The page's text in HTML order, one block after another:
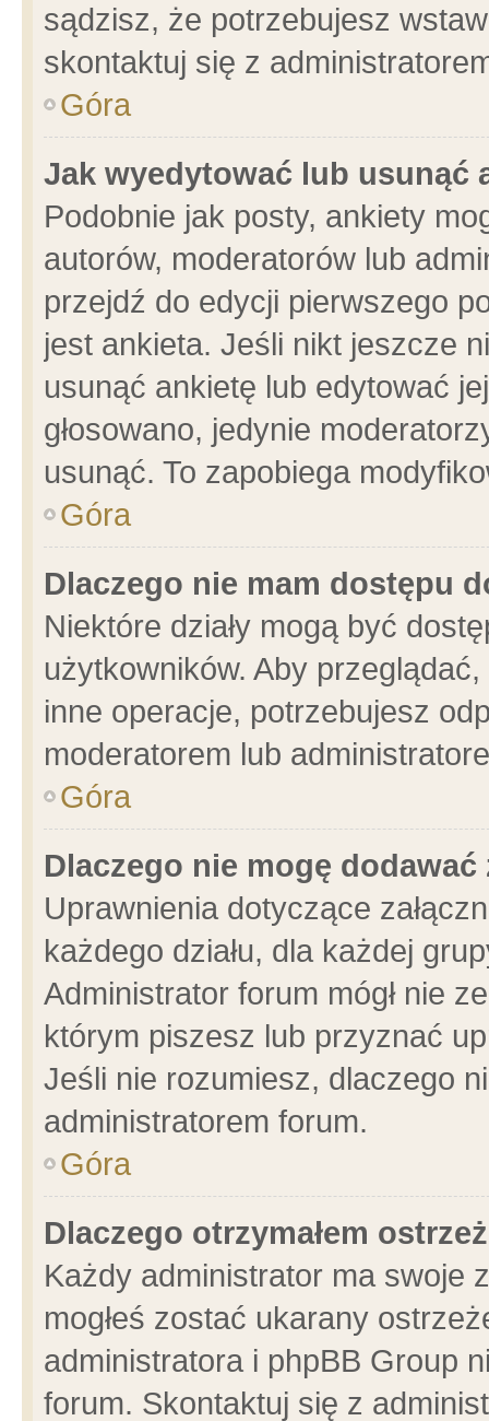
sądzisz, że potrzebujesz
skontaktuj się z
Góra
Jak wyedytować lub usunąć
Podobnie jak posty, ankiety
autorów, moderatorów lub
przejdź do edycji pierwszego
jest ankieta. Jeśli nikt jeszcze
usunąć ankietę lub edytować
głosowano, jedynie
usunąć. To zapobiega
Góra
Dlaczego nie mam dostępu
Niektóre działy mogą być
użytkowników. Aby
inne operacje, potrzebujesz
moderatorem lub
Góra
Dlaczego nie mogę dodawać
Uprawnienia dotyczące
każdego działu, dla każdej
Administrator forum mógł nie
którym piszesz lub przyznać
Jeśli nie rozumiesz, dlaczego
administratorem forum.
Góra
Dlaczego otrzymałem
Każdy administrator ma swoje
mogłeś zostać ukarany
administratora i phpBB Group
forum. Skontaktuj się z